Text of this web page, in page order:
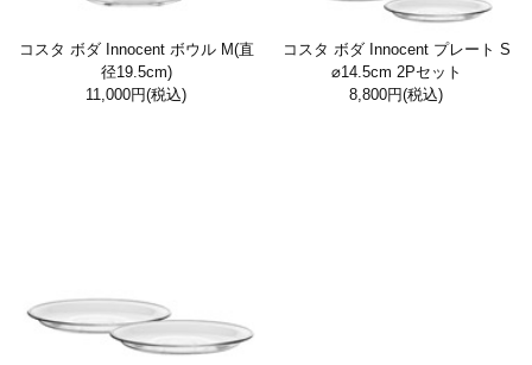
コスタ ボダ Innocent ボウル M(直
径19.5cm)
11,000円(税込)
コスタ ボダ Innocent プレート S
⌀14.5cm 2Pセット
8,800円(税込)